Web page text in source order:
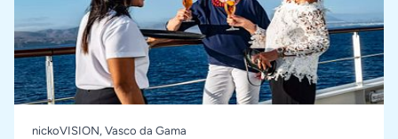
nickoVISION, Vasco da Gama